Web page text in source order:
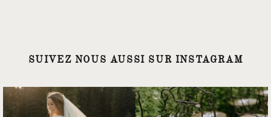
SUIVEZ NOUS AUSSI SUR INSTAGRAM